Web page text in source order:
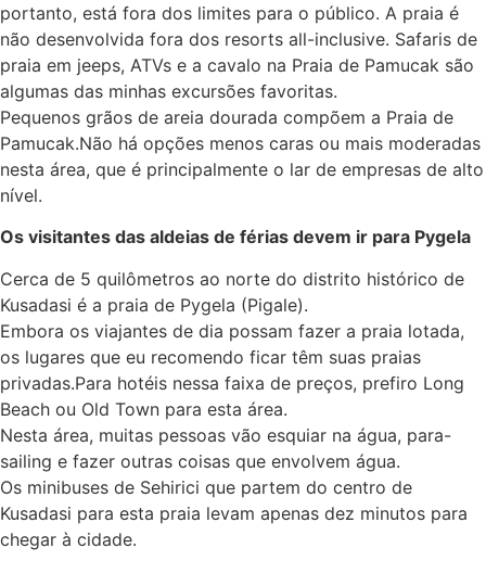
portanto, está fora dos limites para o público. A praia é
não desenvolvida fora dos resorts all-inclusive. Safaris de
praia em jeeps, ATVs e a cavalo na Praia de Pamucak são
algumas das minhas excursões favoritas.
Pequenos grãos de areia dourada compõem a Praia de
Pamucak.Não há opções menos caras ou mais moderadas
nesta área, que é principalmente o lar de empresas de alto
nível.
Os visitantes das aldeias de férias devem ir para Pygela
Cerca de 5 quilômetros ao norte do distrito histórico de
Kusadasi é a praia de Pygela (Pigale).
Embora os viajantes de dia possam fazer a praia lotada,
os lugares que eu recomendo ficar têm suas praias
privadas.Para hotéis nessa faixa de preços, prefiro Long
Beach ou Old Town para esta área.
Nesta área, muitas pessoas vão esquiar na água, para-
sailing e fazer outras coisas que envolvem água.
Os minibuses de Sehirici que partem do centro de
Kusadasi para esta praia levam apenas dez minutos para
chegar à cidade.